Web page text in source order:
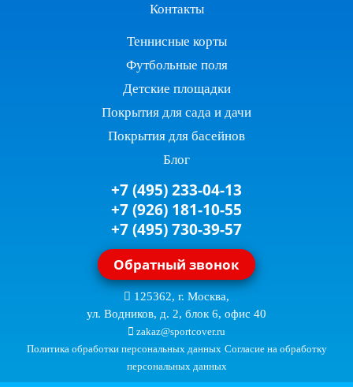
Контакты
Теннисные корты
Футбольные поля
Детские площадки
Покрытия для сада и дачи
Покрытия для басейнов
Блог
+7 (495) 233-04-13
+7 (926) 181-10-55
+7 (495) 730-39-57
Обратный звонок
125362, г. Москва,
ул. Водников, д. 2, блок 6, офис 40
zakaz@sportcover.ru
Политика обработки персональных данных Согласие на обработку
персональных данных